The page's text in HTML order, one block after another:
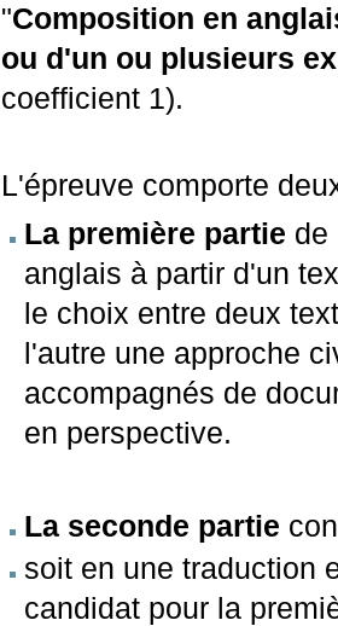
"Composition en
ou d'un ou plusieurs
coefficient 1).
L'épreuve comporte
La première partie de
anglais à partir d'un
le choix entre deux
l'autre une approche
accompagnés de
en perspective.
La seconde partie
soit en une traduction
candidat pour la